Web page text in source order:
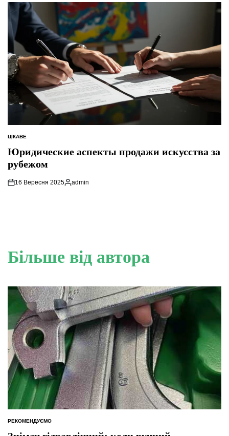
ОПУБЛІКУВАТИ
ЦІКАВЕ
Юридические аспекты продажи искусства за
рубежом
16 Вересня 2025
Опубліковано
admin
Більше від автора
ОПУБЛІКУВАТИ
РЕКОМЕНДУЄМО